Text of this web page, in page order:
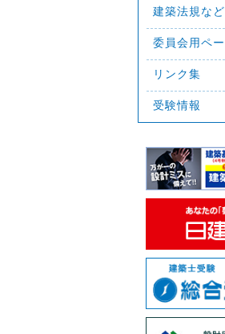
建築法規など
委員会用ペ
リンク集
受験情報